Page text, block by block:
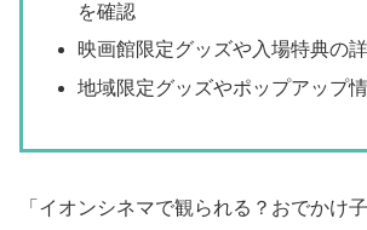
を確認
映画館限定グッズや入場特典の
地域限定グッズやポップアップ
「イオンシネマで観られる？おでかけ